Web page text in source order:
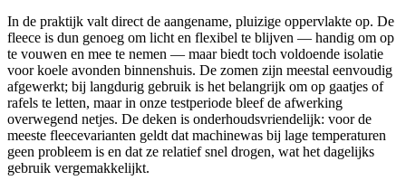
In de praktijk valt direct de aangename, pluizige oppervlakte op. De
fleece is dun genoeg om licht en flexibel te blijven — handig om op
te vouwen en mee te nemen — maar biedt toch voldoende isolatie
voor koele avonden binnenshuis. De zomen zijn meestal eenvoudig
afgewerkt; bij langdurig gebruik is het belangrijk om op gaatjes of
rafels te letten, maar in onze testperiode bleef de afwerking
overwegend netjes. De deken is onderhoudsvriendelijk: voor de
meeste fleecevarianten geldt dat machinewas bij lage temperaturen
geen probleem is en dat ze relatief snel drogen, wat het dagelijks
gebruik vergemakkelijkt.